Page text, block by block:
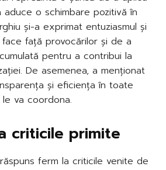
o schimbare pozitivă în
și-a exprimat entuziasmul și
față provocărilor și de a
pentru a contribui la
De asemenea, a menționat
și eficiența în toate
va coordona.
criticile primite
ferm la criticile venite de